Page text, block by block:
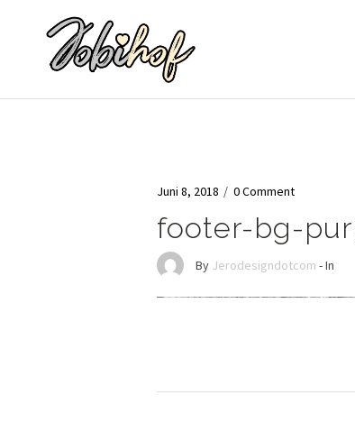
Juni 8, 2018 / 0 Comment
footer-bg-
By Jerodesigndotcom - In